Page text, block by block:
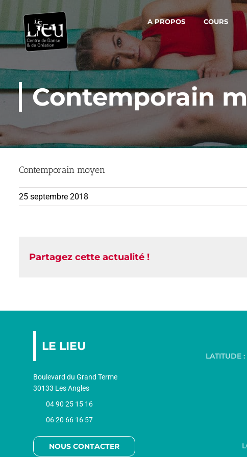
content
A PROPOS COURS
Contemporain
Contemporain moyen
25 septembre 2018
Partagez cette actualité !
LE LIEU
Boulevard du Grand Terme
30133 Les Angles
04 90 25 15 16
06 20 66 16 57
NOUS CONTACTER
LATITUDE :